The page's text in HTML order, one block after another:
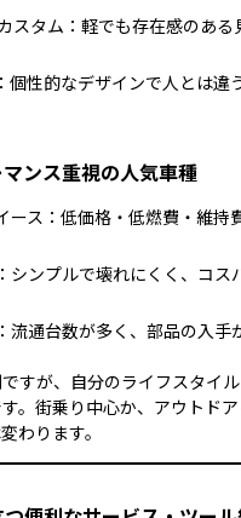
スタム：軽でも存在感のある
個性的なデザインで人とは違
ンス重視の人気車種
ース：低価格・低燃費・維持
シンプルで壊れにくく、コス
流通台数が多く、部品の入手
すが、自分のライフスタイ
。街乗り中心か、アウトド
わります。